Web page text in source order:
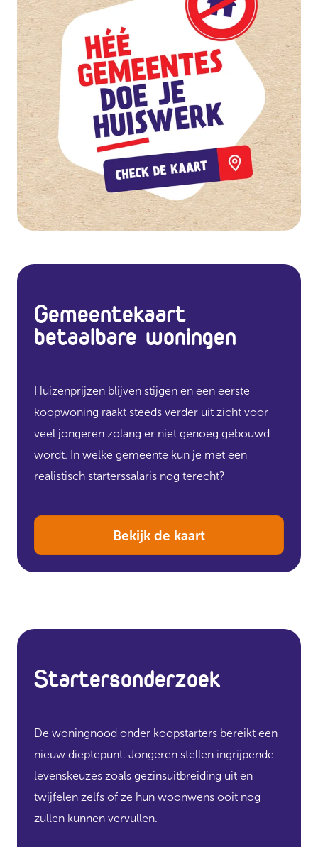
Gemeentekaart
betaalbare woningen
Huizenprijzen blijven stijgen en een eerste
koopwoning raakt steeds verder uit zicht voor
veel jongeren zolang er niet genoeg gebouwd
wordt. In welke gemeente kun je met een
realistisch starterssalaris nog terecht?
Bekijk de kaart
Startersonderzoek
De woningnood onder koopstarters bereikt een
nieuw dieptepunt. Jongeren stellen ingrijpende
levenskeuzes zoals gezinsuitbreiding uit en
twijfelen zelfs of ze hun woonwens ooit nog
zullen kunnen vervullen.